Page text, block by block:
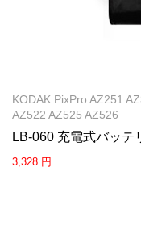
KODAK PixPro AZ251
AZ522 AZ525 AZ526
LB-060 充電式バッテ
3,328 円